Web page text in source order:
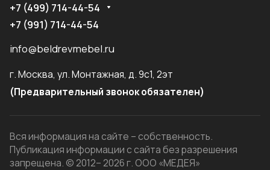
+7 (499) 714-44-54
+7 (991) 714-44-54
info@beldrevmebel.ru
г. Москва, ул. Монтажная, д. 9с1, 2эт
(Предварительный звонок обязателен)
Вся информация на сайте – собственность.
Публикация информации с сайта без разрешения
запрещена. © 2012– 2026 г. ООО «МЕДЕЯ»